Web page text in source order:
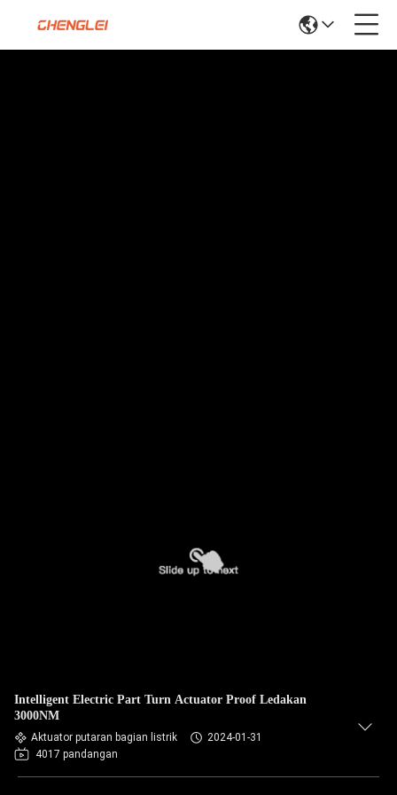
Intelligent Electric Part Turn Actuator Proof Ledakan
3000NM
Aktuator putaran bagian listrik
2024-01-31
4017 pandangan